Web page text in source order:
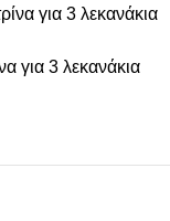
για 3 λεκανάκια